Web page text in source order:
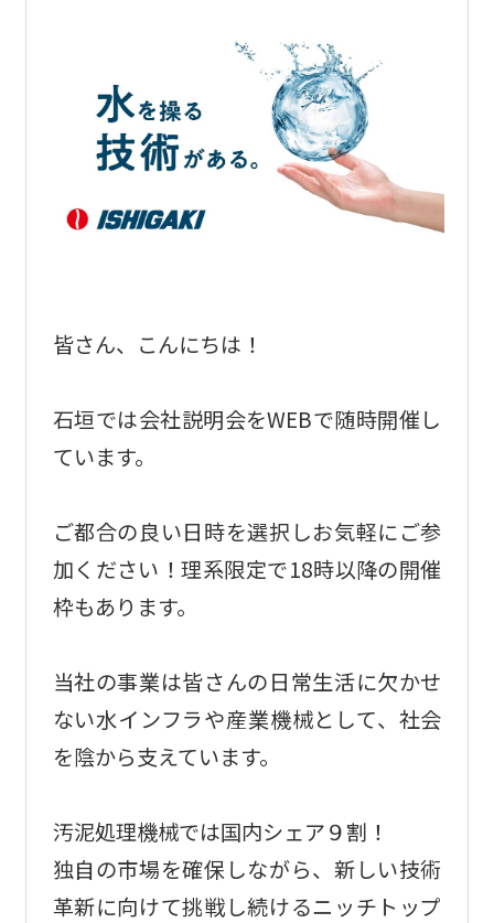
皆さん、こんにちは！
石垣では会社説明会をWEBで随時開催し
ています。
ご都合の良い日時を選択しお気軽にご参
加ください！理系限定で18時以降の開催
枠もあります。
当社の事業は皆さんの日常生活に欠かせ
ない水インフラや産業機械として、社会
を陰から支えています。
汚泥処理機械では国内シェア９割！
独自の市場を確保しながら、新しい技術
革新に向けて挑戦し続けるニッチトップ